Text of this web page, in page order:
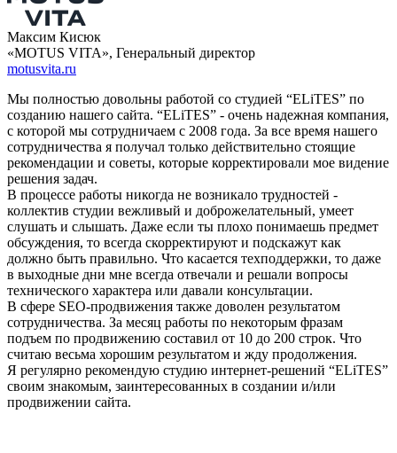
Максим Кисюк
«MOTUS VITA», Генеральный директор
motusvita.ru
Мы полностью довольны работой со студией “ELiTES” по
созданию нашего сайта. “ELiTES” - очень надежная компания,
с которой мы сотрудничаем с 2008 года. За все время нашего
сотрудничества я получал только действительно стоящие
рекомендации и советы, которые корректировали мое видение
решения задач.
В процессе работы никогда не возникало трудностей -
коллектив студии вежливый и доброжелательный, умеет
слушать и слышать. Даже если ты плохо понимаешь предмет
обсуждения, то всегда скорректируют и подскажут как
должно быть правильно. Что касается техподдержки, то даже
в выходные дни мне всегда отвечали и решали вопросы
технического характера или давали консультации.
В сфере SEO-продвижения также доволен результатом
сотрудничества. За месяц работы по некоторым фразам
подъем по продвижению составил от 10 до 200 строк. Что
считаю весьма хорошим результатом и жду продолжения.
Я регулярно рекомендую студию интернет-решений “ELiTES”
своим знакомым, заинтересованных в создании и/или
продвижении сайта.